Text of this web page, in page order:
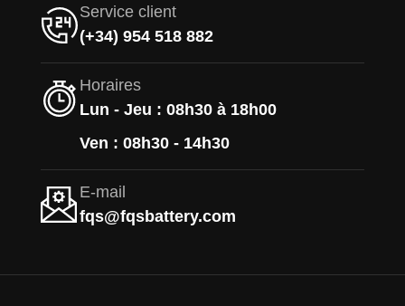
Service client
(+34) 954 518 882
Horaires
Lun - Jeu : 08h30 à 18h00
Ven : 08h30 - 14h30
E-mail
fqs@fqsbattery.com